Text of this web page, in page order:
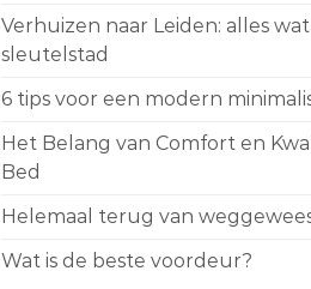
Verhuizen naar Leiden: alles
sleutelstad
6 tips voor een modern
Het Belang van Comfort en
Bed
Helemaal terug van
Wat is de beste voordeur?